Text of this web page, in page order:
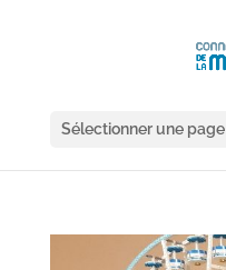
Sélectionner une page